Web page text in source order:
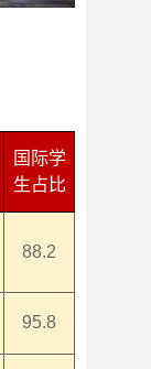
国际学
生占比
88.2
95.8